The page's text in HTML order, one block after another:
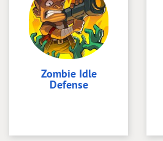
Zombie Idle
Defense